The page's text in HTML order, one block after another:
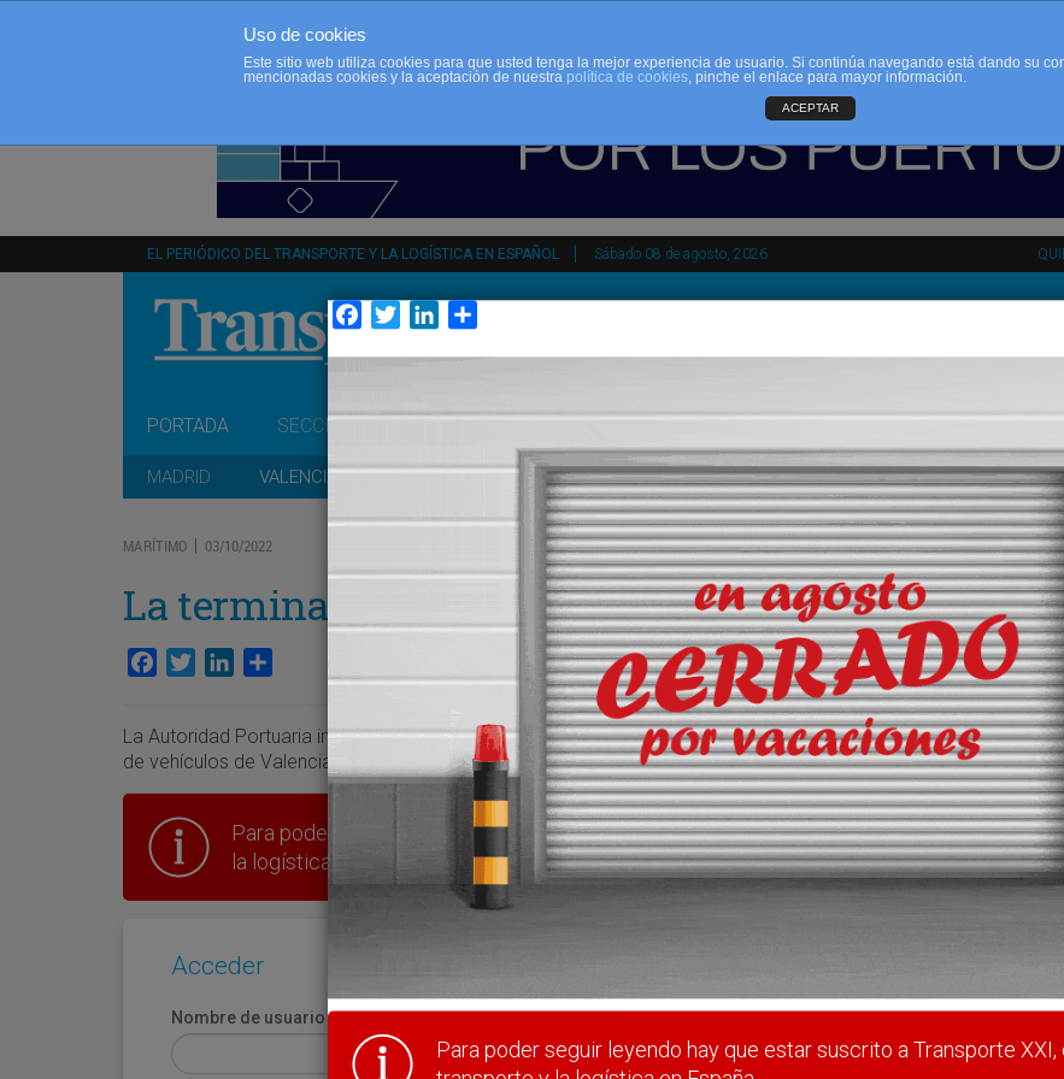
EL PERIÓDICO DEL TRANSPORTE Y LA LOGÍSTICA EN ESPAÑOL Sábado 08 de agosto, 2026
PORTADA SECCIONES
MADRID VALENCIA CATALUÑA ANDALUCÍA PAÍS VASCO ESPAÑA INTERNACIONAL
MARÍTIMO 03/10/2022
La terminal de Grimaldi en Valencia generará
Facebook
TwitterLinkedIn
La Autoridad Portuaria invertirá 17 millones de euros en la instalación de una planta fotovoltaica sobre el techo
de vehículos de Valencia Terminal Europa, un espacio de 27.700 metros cuadrados.
Para poder seguir leyendo hay que estar suscrito a Transporte XXI, el periódico del
la logística en España.
Acceder
Nombre de usuario Nombre de usuario (elija un nombre)*
Uso de cookies
Este sitio web utiliza cookies para que usted tenga la mejor experiencia de usuario. Si continúa navegando está dando su
mencionadas cookies y la aceptación de nuestra política de cookies, pinche el enlace para mayor información.
ACEPTAR
Facebook
TwitterLinkedIn
Para poder seguir leyendo hay que estar suscrito a Transporte XXI,